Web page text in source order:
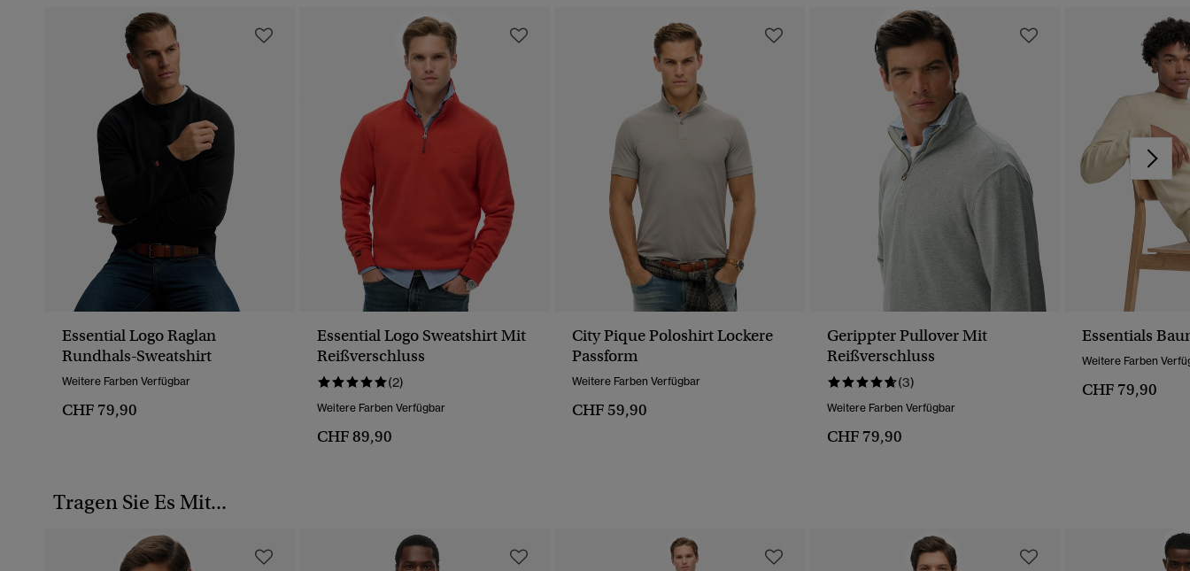
Essential Logo Raglan
Rundhals-Sweatshirt
Weitere Farben Verfügbar
CHF 79,90
Essential Logo Sweatshirt Mit
Reißverschluss
(2)
Weitere Farben Verfügbar
CHF 89,90
City Pique Poloshirt Lockere
Passform
Weitere Farben Verfügbar
CHF 59,90
Gerippter Pullover Mit
Reißverschluss
(3)
Weitere Farben Verfügbar
CHF 79,90
Essentials
Weitere Farben
CHF 79,90
Tragen Sie Es Mit...